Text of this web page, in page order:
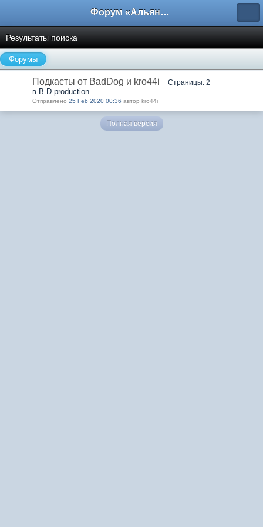
Форум «Альянса вольных переводчиков»
Результаты поиска
Форумы
Подкасты от BadDog и kro44i Страницы: 2
в B.D.production
Отправлено 25 Feb 2020 00:36 автор kro44i
Полная версия